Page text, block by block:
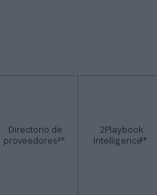
Directorio de
proveedores2P
2Playbook
Intelligence2P